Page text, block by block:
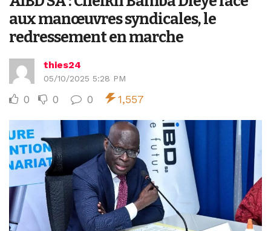
aux manœuvres syndicales, le
redressement en marche
thies24
05/10/2025 5:28 PM
0 0 0 1,557